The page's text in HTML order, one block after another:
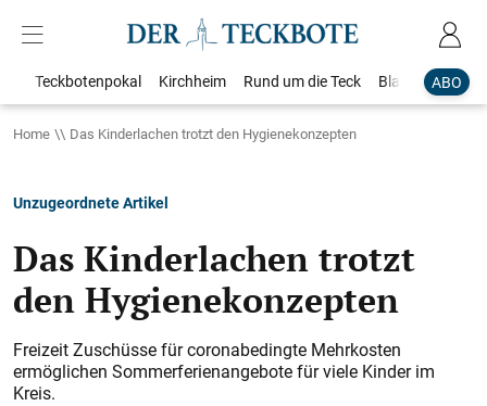
ABO
Teckbotenpokal Kirchheim Rund um die Teck Blaulicht
Home Das Kinderlachen trotzt den Hygienekonzepten
Unzugeordnete Artikel
Das Kinderlachen trotzt
den Hygienekonzepten
Freizeit Zuschüsse für coronabedingte Mehrkosten
ermöglichen Sommerferienangebote für viele Kinder im
Kreis.